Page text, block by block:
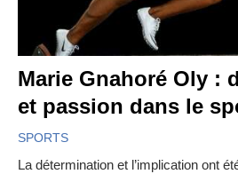
Marie Gnahoré Oly :
et passion dans le
SPORTS
La détermination et l’implication ont